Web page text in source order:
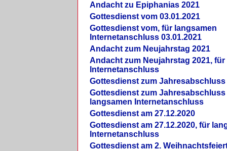
Andacht zu Epiphanias 2021
Gottesdienst vom 03.01.2021
Gottesdienst vom, für langsamen
Internetanschluss 03.01.2021
Andacht zum Neujahrstag 2021
Andacht zum Neujahrstag 2021,
Internetanschluss
Gottesdienst zum Jahresabschluss
Gottesdienst zum Jahresabschluss
langsamen Internetanschluss
Gottesdienst am 27.12.2020
Gottesdienst am 27.12.2020, für
Internetanschluss
Gottesdienst am 2.